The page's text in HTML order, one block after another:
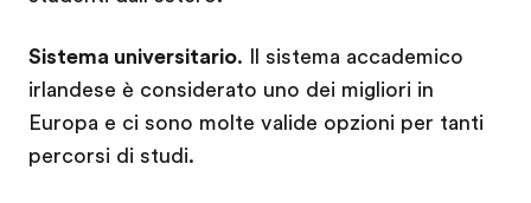
Sistema universitario. Il sistema accademico
irlandese è considerato uno dei migliori in
Europa e ci sono molte valide opzioni per tanti
percorsi di studi.